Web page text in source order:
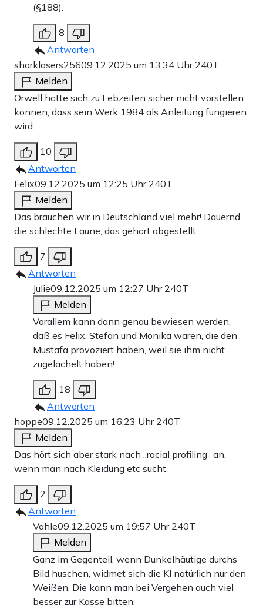
(§188).
8
Antworten
sharklasers25609.12.2025 um 13:34 Uhr 240T
Melden
Orwell hätte sich zu Lebzeiten sicher nicht vorstellen
können, dass sein Werk 1984 als Anleitung fungieren
wird.
10
Antworten
Felix09.12.2025 um 12:25 Uhr 240T
Melden
Das brauchen wir in Deutschland viel mehr! Dauernd
die schlechte Laune, das gehört abgestellt.
7
Antworten
Julie09.12.2025 um 12:27 Uhr 240T
Melden
Vorallem kann dann genau bewiesen werden,
daß es Felix, Stefan und Monika waren, die den
Mustafa provoziert haben, weil sie ihm nicht
zugelächelt haben!
18
Antworten
hoppe09.12.2025 um 16:23 Uhr 240T
Melden
Das hört sich aber stark nach „racial profiling“ an,
wenn man nach Kleidung etc sucht
2
Antworten
Vahle09.12.2025 um 19:57 Uhr 240T
Melden
Ganz im Gegenteil, wenn Dunkelhäutige durchs
Bild huschen, widmet sich die KI natürlich nur den
Weißen. Die kann man bei Vergehen auch viel
besser zur Kasse bitten.